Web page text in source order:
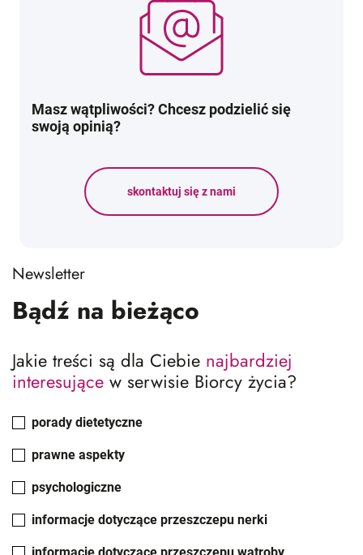
Masz wątpliwości? Chcesz podzielić się
swoją opinią?
skontaktuj się z nami
Newsletter
Bądź na bieżąco
Jakie treści są dla Ciebie najbardziej
interesujące w serwisie Biorcy życia?
porady dietetyczne
prawne aspekty
psychologiczne
informacje dotyczące przeszczepu nerki